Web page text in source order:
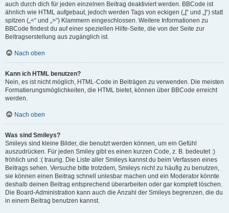
auch durch dich für jeden einzelnen Beitrag deaktiviert werden. BBCode ist
ähnlich wie HTML aufgebaut, jedoch werden Tags von eckigen („[“ und „]“) statt
spitzen („<“ und „>“) Klammern eingeschlossen. Weitere Informationen zu
BBCode findest du auf einer speziellen Hilfe-Seite, die von der Seite zur
Beitragserstellung aus zugänglich ist.
Nach oben
Kann ich HTML benutzen?
Nein, es ist nicht möglich, HTML-Code in Beiträgen zu verwenden. Die meisten
Formatierungsmöglichkeiten, die HTML bietet, können über BBCode erreicht
werden.
Nach oben
Was sind Smileys?
Smileys sind kleine Bilder, die benutzt werden können, um ein Gefühl
auszudrücken. Für jeden Smiley gibt es einen kurzen Code, z. B. bedeutet :)
fröhlich und :( traurig. Die Liste aller Smileys kannst du beim Verfassen eines
Beitrags sehen. Versuche bitte trotzdem, Smileys nicht zu häufig zu benutzen,
sie können einen Beitrag schnell unlesbar machen und ein Moderator könnte
deshalb deinen Beitrag entsprechend überarbeiten oder gar komplett löschen.
Die Board-Administration kann auch die Anzahl der Smileys begrenzen, die du
in einem Beitrag benutzen kannst.